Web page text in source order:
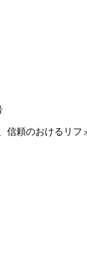
頼のおけるリフ